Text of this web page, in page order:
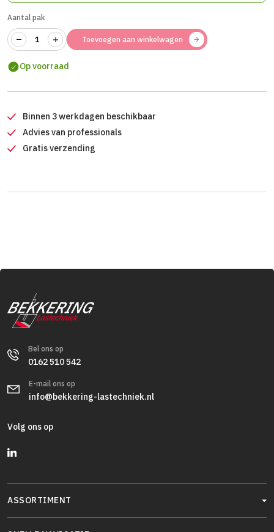
Aantal pak
Toevoegen aan winkelwagen
Op voorraad
Binnen 3 werkdagen beschikbaar
Advies van professionals
Gratis verzending
Bel ons op
0162 510 542
E-mail ons op
info@bekkering-lastechniek.nl
Volg ons op
ASSORTIMENT